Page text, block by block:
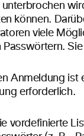
können.
viele
Passwörtern.
Anmeldung ist
erforderlich.
vordefinierte